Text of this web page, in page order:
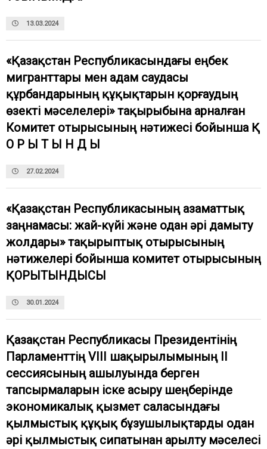
13.03.2024
«Қазақстан Республикасындағы еңбек
мигранттары мен адам саудасы
құрбандарының құқықтарын қорғаудың
өзекті мәселелері» тақырыбына арналған
Комитет отырысының нәтижесі бойынша Қ
О Р Ы Т Ы Н Д Ы
27.02.2024
«Қазақстан Республикасының азаматтық
заңнамасы: жай-күйі және одан әрі дамыту
жолдары» тақырыптық отырысының
нәтижелері бойынша комитет отырысының
ҚОРЫТЫНДЫСЫ
30.01.2024
Қазақстан Республикасы Президентінің
Парламенттің VIII шақырылымының II
сессиясының ашылуында берген
тапсырмаларын іске асыру шеңберінде
экономикалық қызмет саласындағы
қылмыстық құқық бұзушылықтарды одан
әрі қылмыстық сипатынан арылту мәселесі